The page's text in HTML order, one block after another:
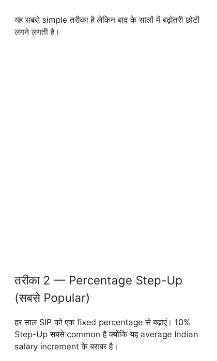
यह सबसे simple तरीका है लेकिन बाद के सालों में बढ़ोतरी छोटी
लगने लगती है।
तरीका 2 — Percentage Step-Up
(सबसे Popular)
हर साल SIP को एक fixed percentage से बढ़ाएं। 10%
Step-Up सबसे common है क्योंकि यह average Indian
salary increment के बराबर है।